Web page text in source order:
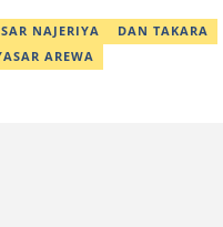
NAJERIYA
DAN TAKARA
AREWA